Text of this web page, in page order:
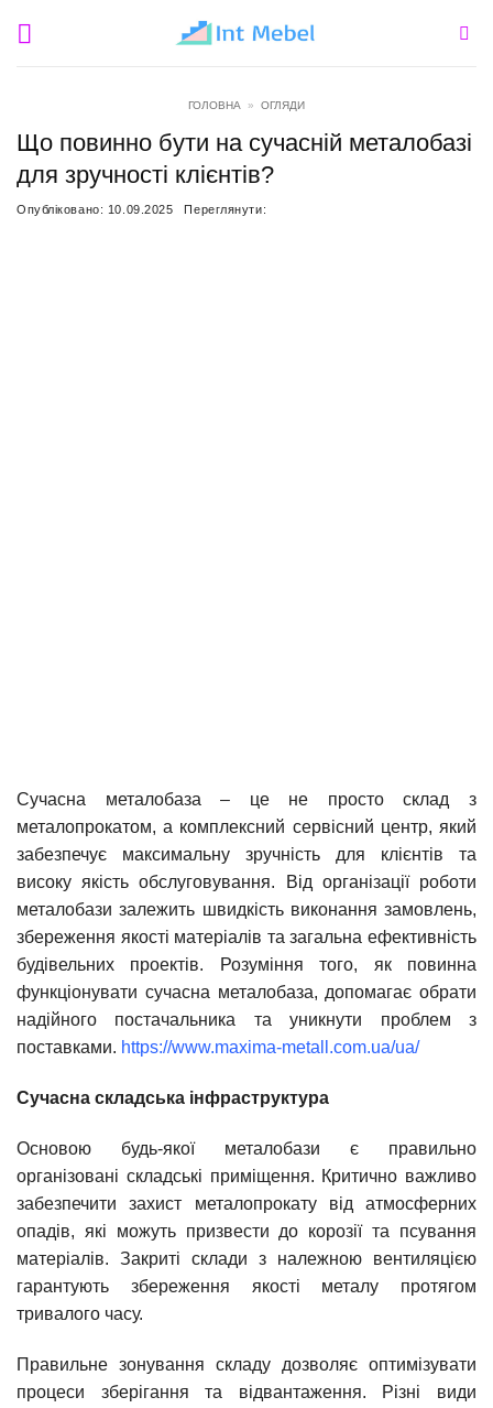
ГОЛОВНА » ОГЛЯДИ
Що повинно бути на сучасній металобазі
для зручності клієнтів?
Опубліковано: 10.09.2025 Переглянути:
Сучасна металобаза – це не просто склад з
металопрокатом, а комплексний сервісний центр, який
забезпечує максимальну зручність для клієнтів та
високу якість обслуговування. Від організації роботи
металобази залежить швидкість виконання замовлень,
збереження якості матеріалів та загальна ефективність
будівельних проектів. Розуміння того, як повинна
функціонувати сучасна металобаза, допомагає обрати
надійного постачальника та уникнути проблем з
поставками. https://www.maxima-metall.com.ua/ua/
Сучасна складська інфраструктура
Основою будь-якої металобази є правильно
організовані складські приміщення. Критично важливо
забезпечити захист металопрокату від атмосферних
опадів, які можуть призвести до корозії та псування
матеріалів. Закриті склади з належною вентиляцією
гарантують збереження якості металу протягом
тривалого часу.
Правильне зонування складу дозволяє оптимізувати
процеси зберігання та відвантаження. Різні види